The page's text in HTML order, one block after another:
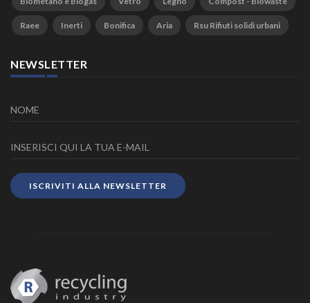
Raee Inerti Bonifica Aria Rsu Rifiuti solidi urbani
NEWSLETTER
ISCRIVITI ALLA NEWSLETTER